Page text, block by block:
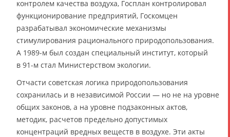
контролем качества воздуха, Госплан контролировал
функционирование предприятий, Госкомцен
разрабатывал экономические механизмы
стимулирования рационального природопользования.
А 1989-м был создан специальный институт, который
в 91-м стал Министерством экологии.
Отчасти советская логика природопользования
сохранилась и в независимой России — но не на уровне
общих законов, а на уровне подзаконных актов,
методик, расчетов предельно допустимых
концентраций вредных веществ в воздухе. Эти акты